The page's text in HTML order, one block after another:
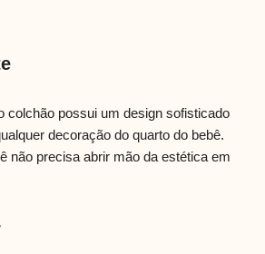
colchão possui um design sofisticado
decoração do quarto do bebê.
não precisa abrir mão da estética em